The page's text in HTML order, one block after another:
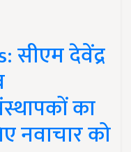
सीएम देवेंद्र
का
नवाचार को